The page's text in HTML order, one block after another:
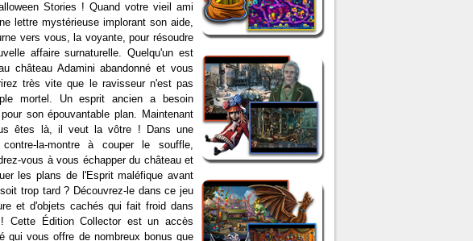
Stories ! Quand votre vieil ami
lettre mystérieuse implorant son aide,
vers vous, la voyante, pour résoudre
affaire surnaturelle. Quelqu'un est
château Adamini abandonné et vous
très vite que le ravisseur n'est pas
mortel. Un esprit ancien a besoin
son épouvantable plan. Maintenant
êtes là, il veut la vôtre ! Dans une
la-montre à couper le souffle,
vous à vous échapper du château et
les plans de l'Esprit maléfique avant
trop tard ? Découvrez-le dans ce jeu
et d'objets cachés qui fait froid dans
Cette Édition Collector est un accès
qui vous offre de nombreux bonus que